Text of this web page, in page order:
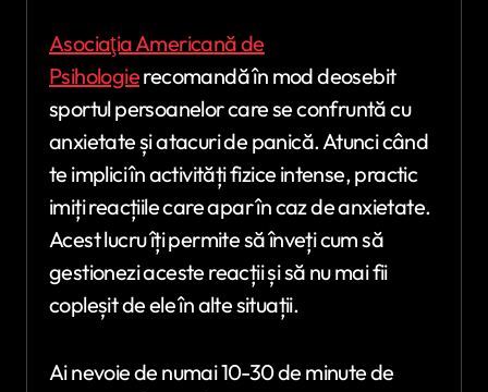
Asociaţia Americană de
Psihologierecomandă în mod deosebit
sportul persoanelor care se confruntă cu
anxietate și atacuri de panică. Atunci când
te implici în activități fizice intense, practic
imiți reacțiile care apar în caz de anxietate.
Acest lucru îți permite să înveți cum să
gestionezi aceste reacții și să nu mai fii
copleșit de ele în alte situații.
Ai nevoie de numai 10-30 de minute de